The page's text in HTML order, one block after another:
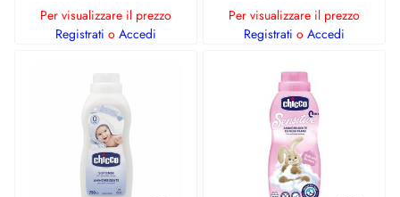
Per visualizzare il prezzo
Registrati o Accedi
Per visualizzare il prezzo
Registrati o Accedi